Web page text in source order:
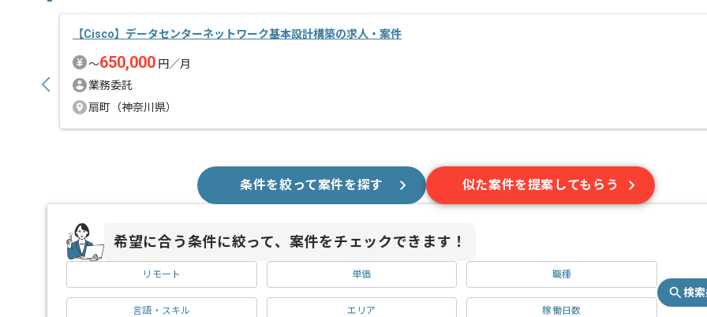
【Cisco】データセンターネットワーク基本設計構築の求人・案件
〜650,000 円／月
業務委託
扇町（神奈川県）
条件を絞って案件を探す 似た案件を提案してもらう
希望に合う条件に絞って、案件をチェックできます！
リモート 単価 職種
言語・スキル エリア 稼働日数
検